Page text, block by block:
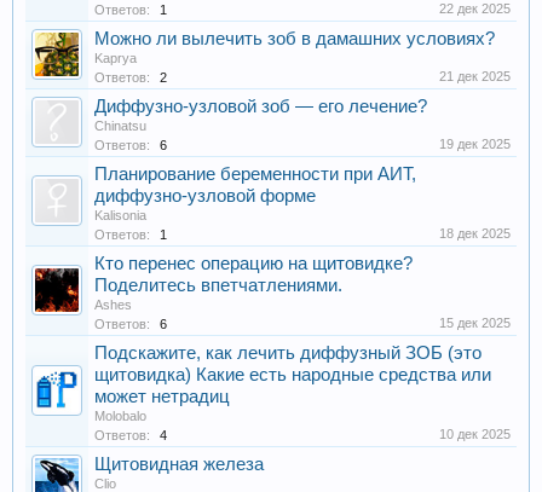
Ответов:
1 22 дек 2025
Можно ли вылечить зоб в дамашних условиях?
Kaprya
Ответов:
2 21 дек 2025
Диффузно-узловой зоб — его лечение?
Chinatsu
Ответов:
6 19 дек 2025
Планирование беременности при АИТ,
диффузно-узловой форме
Kalisonia
Ответов:
1 18 дек 2025
Кто перенес операцию на щитовидке?
Поделитесь впетчатлениями.
Ashes
Ответов:
6 15 дек 2025
Подскажите, как лечить диффузный ЗОБ (это
щитовидка) Какие есть народные средства или
может нетрадиц
Molobalo
Ответов:
4 10 дек 2025
Щитовидная железа
Clio